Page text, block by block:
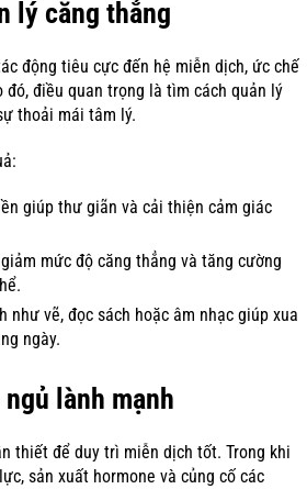
lý căng thẳng
động tiêu cực đến hệ miễn dịch, ức chế
đó, điều quan trọng là tìm cách quản lý
thoải mái tâm lý.
giúp thư giãn và cải thiện cảm giác
mức độ căng thẳng và tăng cường
như vẽ, đọc sách hoặc âm nhạc giúp xua
ngày.
ngủ lành mạnh
thiết để duy trì miễn dịch tốt. Trong khi
sản xuất hormone và củng cố các